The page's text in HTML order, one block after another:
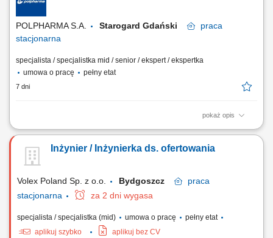
montażu i zgodności instalacji z dokumentacją projektową.
Reprezentowanie firmy podczas testów fabrycznych...
POLPHARMA S.A. Starogard Gdański
praca
stacjonarna
specjalista / specjalistka mid / senior / ekspert / ekspertka
umowa o pracę
pełny etat
7 dni
pokaż opis
Zakres obowiązków: Wdrażanie, rozwój i utrzymanie systemów
etykietowanie. Integracja systemów produkcyjnych z rozwiązaniami
ERP, MES, WMS oraz innymi systemami biznesowymi i przemysłowymi.
Inżynier / Inżynierka ds. ofertowania
Volex Poland Sp. z o.o. Bydgoszcz
praca
stacjonarna
za 2 dni wygasa
specjalista / specjalistka (mid) umowa o pracę
pełny etat
aplikuj szybko
aplikuj bez CV